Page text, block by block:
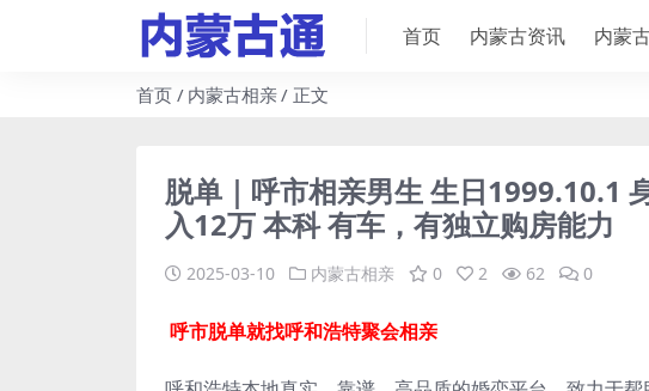
首页 内蒙古资讯 内蒙
首页 内蒙古相亲 正文
脱单｜呼市相亲男生 生日1999.10.1
入12万 本科 有车，有独立购房能力
2025-03-10 内蒙古相亲 0 2 62 0
呼市脱单就找呼和浩特聚会相亲